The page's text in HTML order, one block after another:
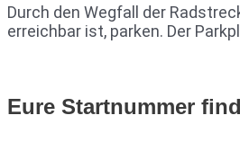
Durch den Wegfall der
erreichbar ist, parken. Der
Eure Startnummer